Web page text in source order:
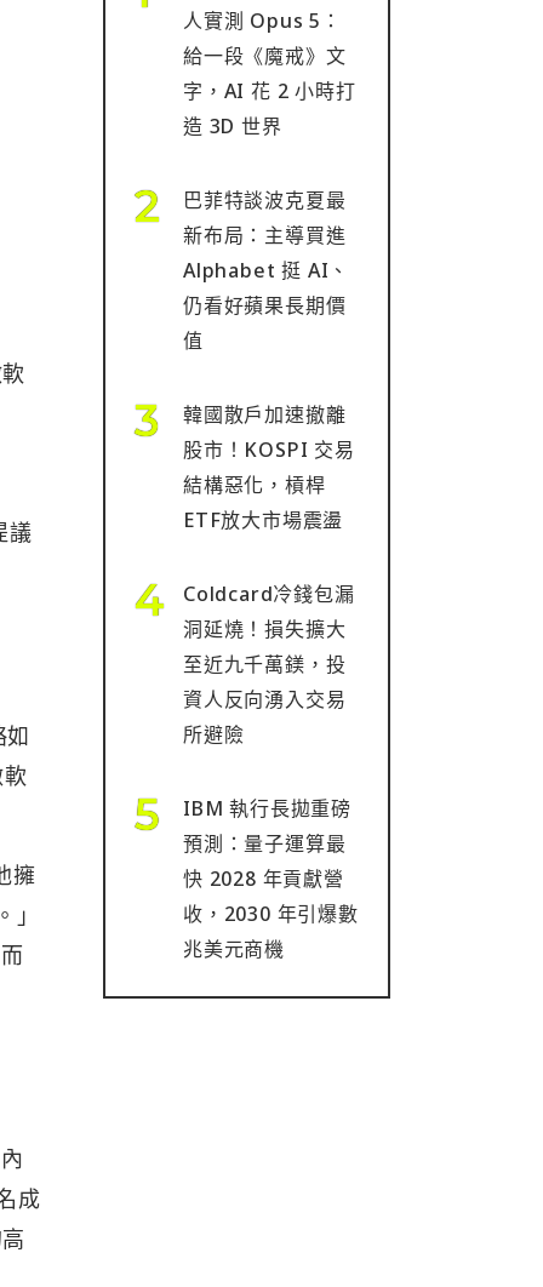
議
如
擁
成
人實測 Opus 5：
給一段《魔戒》文
字，AI 花 2 小時打
造 3D 世界
巴菲特談波克夏最
新布局：主導買進
Alphabet 挺 AI、
仍看好蘋果長期價
值
韓國散戶加速撤離
股市！KOSPI 交易
結構惡化，槓桿
ETF放大市場震盪
Coldcard冷錢包漏
洞延燒！損失擴大
至近九千萬鎂，投
資人反向湧入交易
所避險
IBM 執行長拋重磅
預測：量子運算最
快 2028 年貢獻營
收，2030 年引爆數
兆美元商機